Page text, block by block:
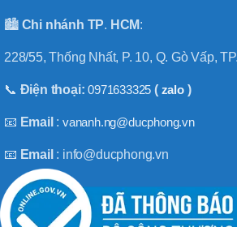
🏙️ Chi nhánh TP. HCM:
228/55, Thống Nhất, P. 10, Q. Gò Vấp,
📞 Điện thoại:0971633325 ( zalo)
📧 Email :vananh.ng@ducphong.vn
📧 Email : info@ducphong.vn